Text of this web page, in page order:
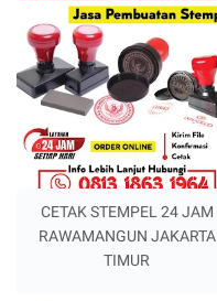
CETAK STEMPEL 24 JAM
RAWAMANGUN JAKARTA
TIMUR